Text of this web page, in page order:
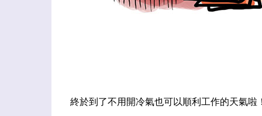
終於到了不用開冷氣也可以順利工作的天氣啦